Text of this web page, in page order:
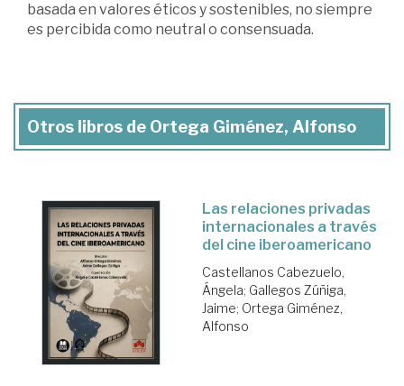
basada en valores éticos y sostenibles, no siempre
es percibida como neutral o consensuada.
Otros libros de Ortega Giménez, Alfonso
Las relaciones privadas
internacionales a través
del cine iberoamericano
Castellanos Cabezuelo,
Ángela; Gallegos Zúñiga,
Jaime; Ortega Giménez,
Alfonso